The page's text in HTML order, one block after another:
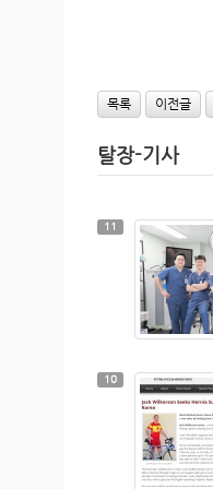
목록 이전글
탈장-기사
11
10